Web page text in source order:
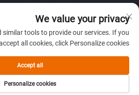
إرسال
We value your privacy
similar tools to provide our services. If you
all cookies, click Personalize cookies.
Personalize cookies
Accept all